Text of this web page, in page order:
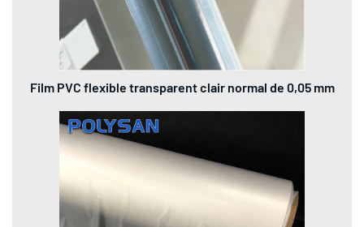
Film PVC flexible transparent clair normal de 0,05 mm